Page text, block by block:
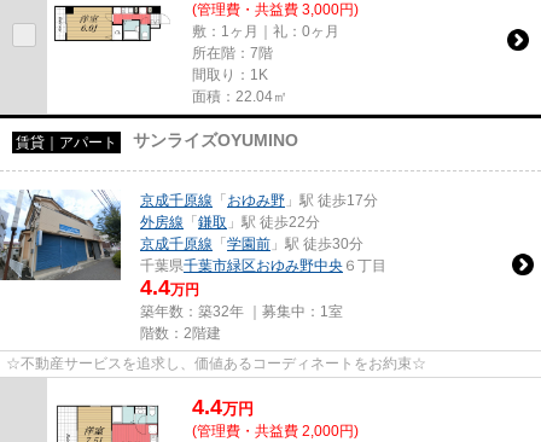
(管理費・共益費 3,000円)
敷：1ヶ月｜礼：0ヶ月
所在階：7階
間取り：1K
面積：22.04㎡
賃貸｜アパート サンライズOYUMINO
京成千原線 「 おゆみ野 」駅 徒歩17分
外房線 「 鎌取 」駅 徒歩22分
京成千原線 「 学園前 」駅 徒歩30分
千葉県千葉市緑区おゆみ野中央 ６丁目
4.4万円
築年数：築32年 ｜募集中： 1室
階数：2階建
☆不動産サービスを追求し、価値あるコーディネートをお約束☆
4.4万円
(管理費・共益費 2,000円)